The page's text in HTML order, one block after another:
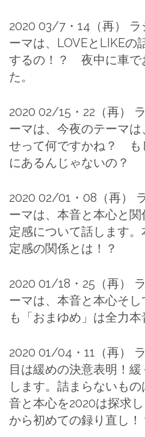
2020 03/7・14（再） ラ
ーマは、LOVEとLIKE
するの！？ 夜中に車で
た。
2020 02/15・22（再）
ーマは、今夜のテーマ
せって何ですかね？ も
にあるんじゃないの？
2020 02/01・08（再）
ーマは、本音と本心と
定感について話します
定感の関係とは！？
2020 01/18・25（再）
ーマは、本音と本心そ
も「おまゆめ」は全力本
2020 01/04・11（再）
目は緩めの決意表明！
します。詰まらないも
音と本心を2020は探求
から初めての録り直し！